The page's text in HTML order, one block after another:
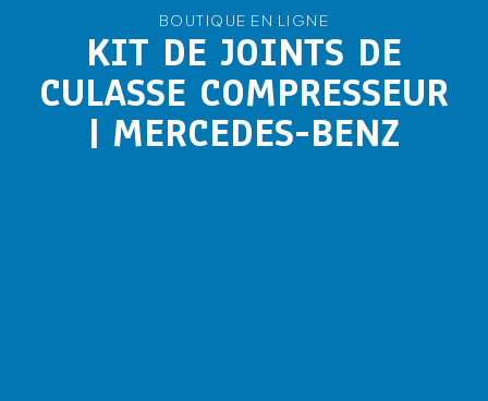
BOUTIQUE EN LIGNE
KIT DE JOINTS DE
CULASSE COMPRESSEUR
| MERCEDES-BENZ